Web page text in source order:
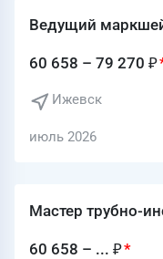
Ведущий
60 658 – 79 270 ₽
Ижевск
июль 2026
Мастер трубно-
60 658 – ... ₽